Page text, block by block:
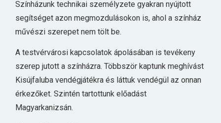
Színházunk technikai személyzete gyakran nyújtott
segítséget azon megmozdulásokon is, ahol a színház
művészi szerepet nem tölt be.
A testvérvárosi kapcsolatok ápolásában is tevékeny
szerep jutott a színházra. Többször kaptunk meghívást
Kisújfaluba vendégjátékra és láttuk vendégül az onnan
érkezőket. Szintén tartottunk előadást
Magyarkanizsán.